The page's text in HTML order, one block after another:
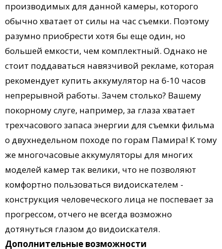
производимых для данной камеры, которого
обычно хватает от силы на час съемки. Поэтому
разумно приобрести хотя бы еще один, но
большей емкости, чем комплектный. Однако не
стоит поддаваться навязчивой рекламе, которая
рекомендует купить аккумулятор на 6-10 часов
непрерывной работы. Зачем столько? Вашему
покорному слуге, например, за глаза хватает
трехчасового запаса энергии для съемки фильма
о двухнедельном походе по горам Памира! К тому
же многочасовые аккумуляторы для многих
моделей камер так велики, что не позволяют
комфортно пользоваться видоискателем -
конструкция человеческого лица не поспевает за
прогрессом, отчего не всегда возможно
дотянуться глазом до видоискателя.
Дополнительные возможности